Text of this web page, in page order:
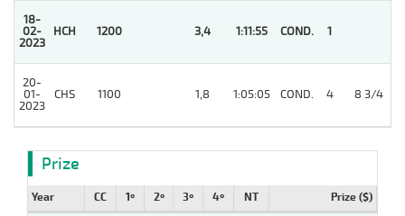
18-
02-
2023
HCH 1200 3,4 1:11:55 COND. 1
20-
01-
2023
CHS 1100 1,8 1:05:05 COND. 4 8 3/4
Prize
Year CC 1º 2º 3º 4º NT Prize ($)